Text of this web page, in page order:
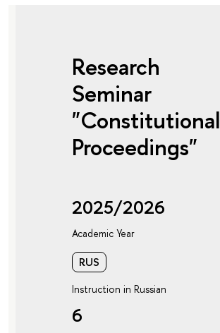
Research
Seminar
"Constitutional
Proceedings"
2025/2026
Academic Year
RUS
Instruction in Russian
6